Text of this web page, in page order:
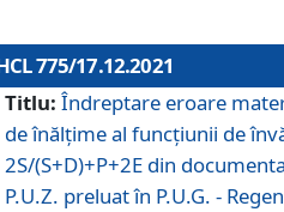
775/17.12.2021
Titlu: Îndreptare eroare
de înălţime al funcţiunii de
2S/(S+D)+P+2E din
P.U.Z. preluat în P.U.G. -